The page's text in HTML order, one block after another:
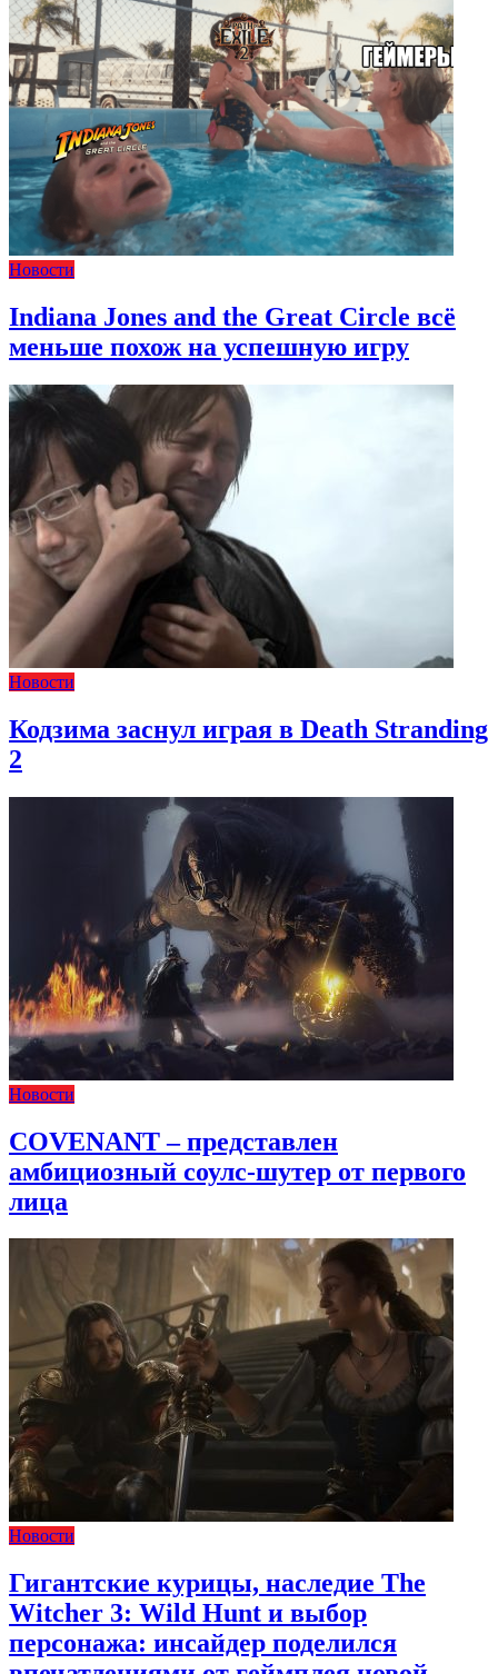
Новости
Indiana Jones and the Great Circle всё
меньше похож на успешную игру
Новости
Кодзима заснул играя в Death Stranding
2
Новости
COVENANT – представлен
амбициозный соулс-шутер от первого
лица
Новости
Гигантские курицы, наследие The
Witcher 3: Wild Hunt и выбор
персонажа: инсайдер поделился